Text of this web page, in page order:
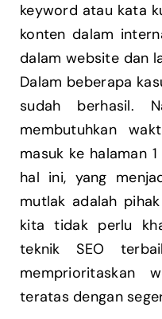
keyword atau kata
konten dalam
dalam website dan
Dalam beberapa
sudah berhasil.
membutuhkan
masuk ke halaman
hal ini, yang
mutlak adalah
kita tidak perlu
teknik SEO
memprioritaskan
teratas dengan